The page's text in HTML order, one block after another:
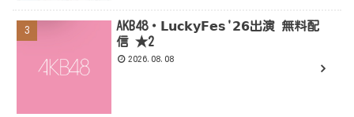
AKB48・𝗟𝘂𝗰𝗸𝘆𝗙𝗲𝘀'𝟮𝟲出演 無料配
信 ★2
2026.08.08